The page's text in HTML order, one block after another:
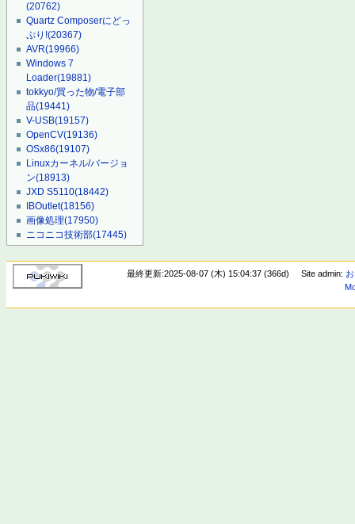
(20762)
Quartz Composerにどっ
ぷり!(20367)
AVR(19966)
Windows 7
Loader(19881)
tokkyo/買った物/電子部
品(19441)
V-USB(19157)
OpenCV(19136)
OSx86(19107)
Linuxカーネル/バージョ
ン(18913)
JXD S5110(18442)
IBOutlet(18156)
画像処理(17950)
ニコニコ技術部(17445)
最終更新:2025-08-07 (木) 15:04:37 (366d) Site admin: